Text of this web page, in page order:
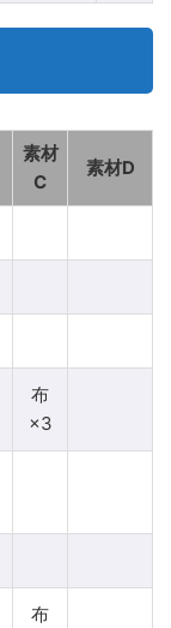
素材
C
素材D
布
×3
布